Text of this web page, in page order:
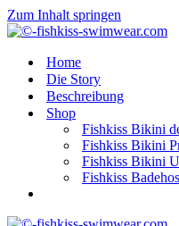
Zum Inhalt springen
Home
Die Story
Beschreibung
Shop
Fishkiss Bikini
Fishkiss Bikini
Fishkiss Bikini
Fishkiss